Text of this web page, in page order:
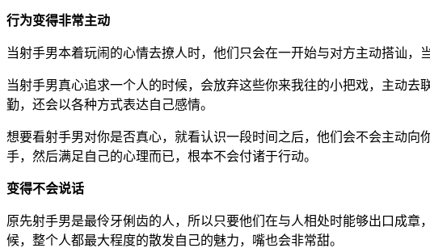
行为变得非常主动
当射手男本着玩闹的心情去撩人时，他们只会在一开始与对方主动搭讪
当射手男真心追求一个人的时候，会放弃这些你来我往的小把戏，主动
勤，还会以各种方式表达自己感情。
想要看射手男对你是否真心，就看认识一段时间之后，他们会不会主动
手，然后满足自己的心理而已，根本不会付诸于行动。
变得不会说话
原先射手男是最伶牙俐齿的人，所以只要他们在与人相处时能够出口成
候，整个人都最大程度的散发自己的魅力，嘴也会非常甜。